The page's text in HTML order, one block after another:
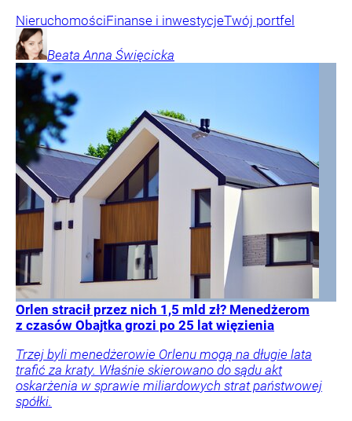
NieruchomościFinanse i inwestycjeTwój portfel
Beata Anna Święcicka
Orlen stracił przez nich 1,5 mld zł? Menedżerom
z czasów Obajtka grozi po 25 lat więzienia
Trzej byli menedżerowie Orlenu mogą na długie lata
trafić za kraty. Właśnie skierowano do sądu akt
oskarżenia w sprawie miliardowych strat państwowej
spółki.